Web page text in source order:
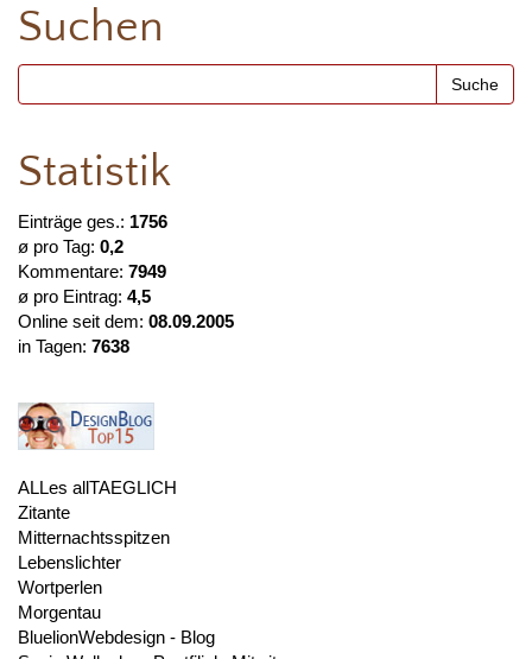
Suchen
Statistik
Einträge ges.: 1756
ø pro Tag: 0,2
Kommentare: 7949
ø pro Eintrag: 4,5
Online seit dem: 08.09.2005
in Tagen: 7638
ALLes allTAEGLICH
Zitante
Mitternachtsspitzen
Lebenslichter
Wortperlen
Morgentau
BluelionWebdesign - Blog